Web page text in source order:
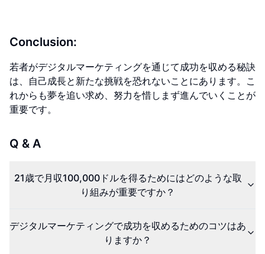
Conclusion:
若者がデジタルマーケティングを通じて成功を収める秘訣
は、自己成長と新たな挑戦を恐れないことにあります。こ
れからも夢を追い求め、努力を惜しまず進んでいくことが
重要です。
Q & A
21歳で月収100,000ドルを得るためにはどのような取
り組みが重要ですか？
デジタルマーケティングで成功を収めるためのコツはあ
りますか？